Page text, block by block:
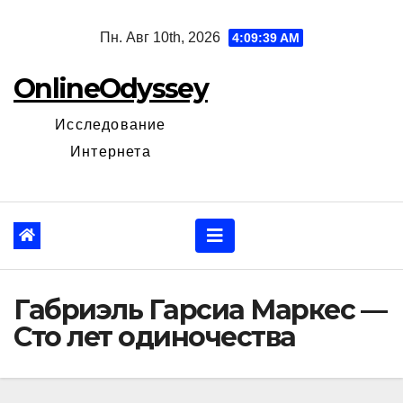
Пн. Авг 10th, 2026 4:09:40 AM
OnlineOdyssey
Исследование
Интернета
Габриэль Гарсиа Маркес —
Сто лет одиночества